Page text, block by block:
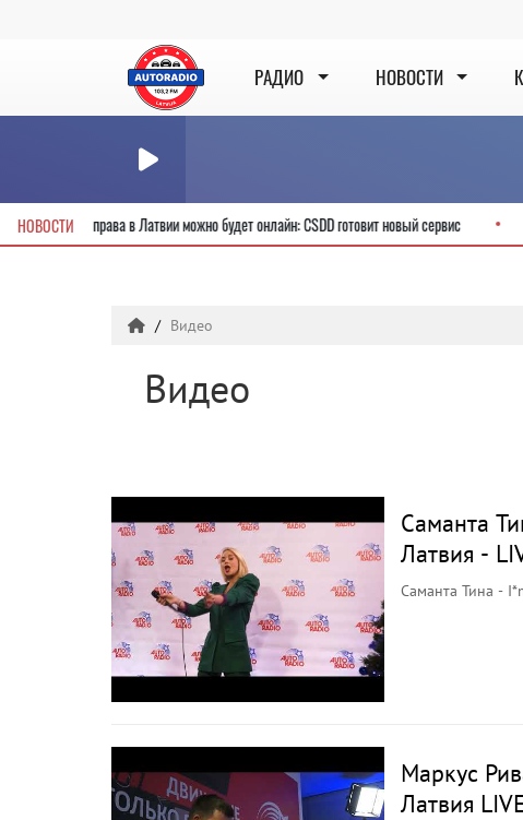
РАДИО НОВОСТИ
НОВОСТИ
новые водительские права в Латвии можно будет онлайн: CSDD готовит новый сервис
Видео
Видео
Саманта
Латвия -
Саманта Тина -
Маркус
Латвия